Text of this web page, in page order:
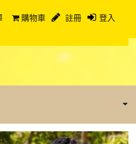
購物車 註冊 登入